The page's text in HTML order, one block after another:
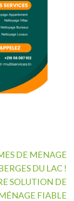
DE MENAGE
DU LAC !
SOLUTION DE
FIABLE